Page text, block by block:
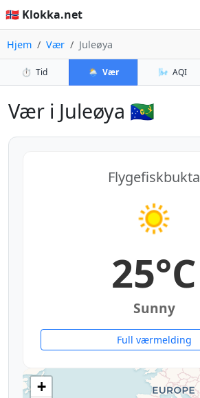
🇳🇴 Klokka.net
Hjem Vær Juleøya
⏱️ Tid 🌦️ Vær 🌬️ AQI
Vær i Juleøya 🇨🇽
Flygefiskbukta
25°C
Sunny
Full værmelding
+